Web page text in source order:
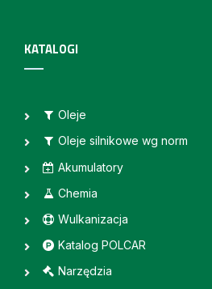
KATALOGI
Oleje
Oleje silnikowe wg norm
Akumulatory
Chemia
Wulkanizacja
Katalog POLCAR
Narzędzia